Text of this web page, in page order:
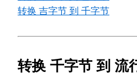
转换 吉字节 到 千字节
转换 千字节 到 流